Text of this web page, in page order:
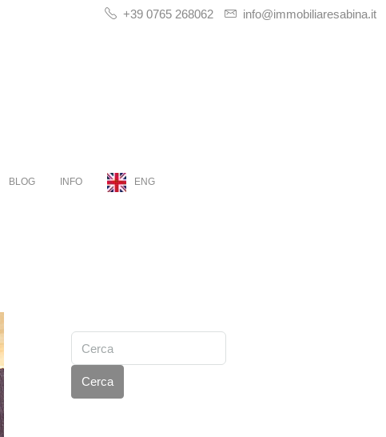
+39 0765 268062 info@immobiliaresabina.it
BLOG INFO ENG
Cerca